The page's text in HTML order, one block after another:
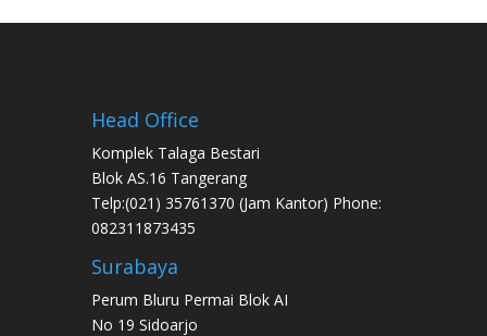
Head Office
Komplek Talaga Bestari
Blok AS.16 Tangerang
Telp:(021) 35761370 (Jam Kantor) Phone:
082311873435
Surabaya
Perum Bluru Permai Blok AI
No 19 Sidoarjo